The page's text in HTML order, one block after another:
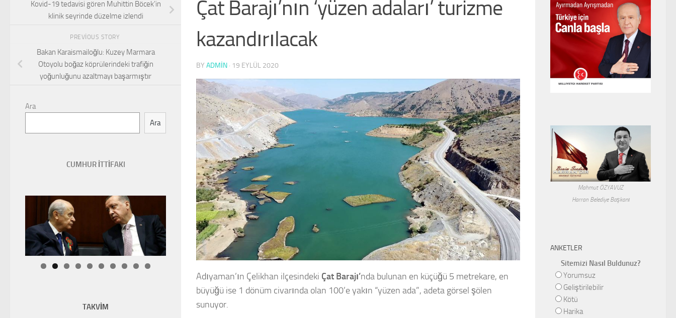
Çat Barajı’nın ‘yüzen adaları’ turizme
kazandırılacak
BY ADMIN · 19 EYLÜL 2020
Adıyaman’ın Çelikhan ilçesindeki Çat Barajı’nda bulunan en küçüğü 5 metrekare, en
büyüğü ise 1 dönüm civarında olan 100’e yakın “yüzen ada”, adeta görsel şölen
sunuyor.
Kovid-19 tedavisi gören Muhittin Böcek’in
klinik seyrinde düzelme izlendi
PREVIOUS STORY
Bakan Karaismailoğlu: Kuzey Marmara
Otoyolu boğaz köprülerindeki trafiğin
yoğunluğunu azaltmayı başarmıştır
Ara
Ara
CUMHUR İTTİFAKI
TAKVİM
Mahmut ÖZYAVUZ
Harran Belediye Başkanı
ANKETLER
Sitemizi Nasıl Buldunuz?
Yorumsuz
Geliştirilebilir
Kötü
Harika